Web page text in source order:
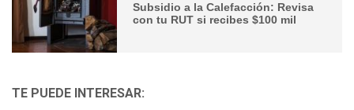
Subsidio a la Calefacción: Revisa
con tu RUT si recibes $100 mil
TE PUEDE INTERESAR: